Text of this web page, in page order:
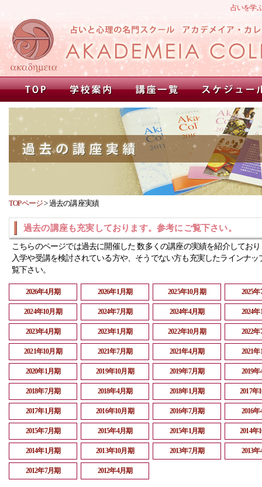
占いを学
TOPページ>過去の講座実績
過去の講座も充実しております。参考にご覧下さい。
こちらのページでは過去に開催した 数多くの講座の実績を紹介してお
入学や受講を検討されている方や、そうでない方も充実したラインナッ
覧下さい。
2026年4月期 2026年1月期 2025年10月期 2025
2024年10月期 2024年7月期 2024年4月期 2024
2023年4月期 2023年1月期 2022年10月期 2022
2021年10月期 2021年7月期 2021年4月期 2021
2020年1月期 2019年10月期 2019年7月期 2019
2018年7月期 2018年4月期 2018年1月期 2017年
2017年1月期 2016年10月期 2016年7月期 2016
2015年7月期 2015年4月期 2015年1月期 2014年
2014年1月期 2013年10月期 2013年7月期 2013
2012年7月期 2012年4月期